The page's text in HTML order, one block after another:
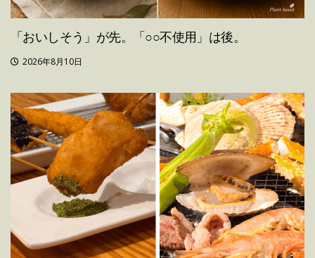
「おいしそう」が先。「○○不使用」は後。
2026年8月10日